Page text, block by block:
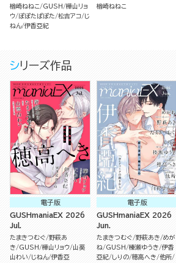
楢崎ねねこ GUSH
樺山リョ
ウ ぽぽたぱぽた 松吉アコ
じ
ねん 伊香亞紀
4】
楢崎ねねこ
シリーズ作品
電子版
GUSHmaniaEX 2026
Jul.
たまきつむぐ 野萩あ
き
GUSH 樺山リョウ 山葵
山わい
じねん 伊香亞
電子版
GUSHmaniaEX 2026
Jun.
たまきつむぐ 野萩あき めが
ね
GUSH 榛瀬ゆうき 伊香
亞紀 しりの 穂高へき 他所